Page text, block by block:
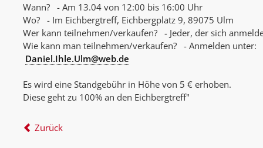
Wann? - Am 13.04 von 12:00 bis 16:00 Uhr
Wo? - Im Eichbergtreff, Eichbergplatz 9, 89075 Ulm
Wer kann teilnehmen/verkaufen? - Jeder, der sich
Wie kann man teilnehmen/verkaufen? - Anmelden unter:
Daniel.Ihle.Ulm@web.de
Es wird eine Standgebühr in Höhe von 5 € erhoben.
Diese geht zu 100% an den Eichbergtreff"
Zurück